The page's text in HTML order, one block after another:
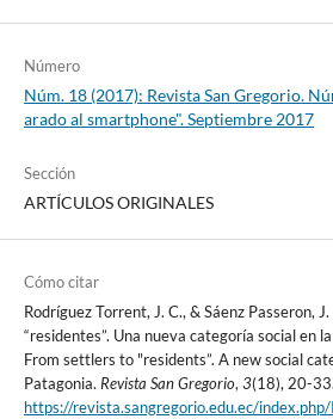
Número
Núm. 18 (2017): Revista San Gregorio.
arado al smartphone". Septiembre 2017
Sección
ARTÍCULOS ORIGINALES
Cómo citar
Rodríguez Torrent, J. C., & Sáenz Passeron,
“residentes”. Una nueva categoría social en
From settlers to "residents”. A new social
Patagonia. Revista San Gregorio, 3(18), 20-33.
https://revista.sangregorio.edu.ec/index.php/